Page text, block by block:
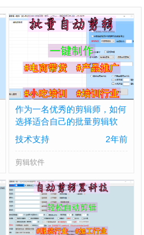
作为一名优秀的剪辑师，如何
选择适合自己的批量剪辑软
件，盘点以下几款软件！
技术支持 2年前
剪辑软件